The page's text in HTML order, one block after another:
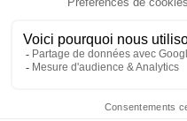
Livraison
Avantages